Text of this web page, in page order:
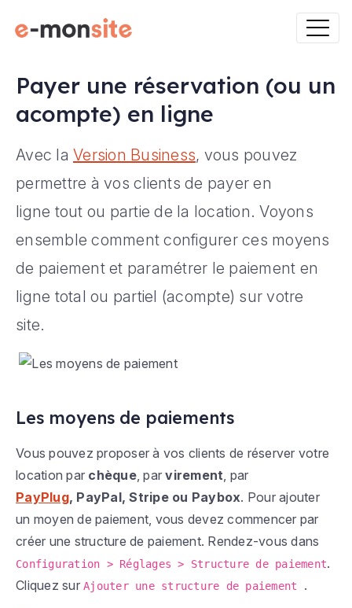
Payer une réservation (ou un
acompte) en ligne
Avec la Version Business, vous pouvez
permettre à vos clients de payer en
ligne tout ou partie de la location. Voyons
ensemble comment configurer ces moyens
de paiement et paramétrer le paiement en
ligne total ou partiel (acompte) sur votre
site.
Les moyens de paiements
Vous pouvez proposer à vos clients de réserver votre
location par chèque, parvirement, par
PayPlug, PayPal, Stripe ou Paybox. Pour ajouter
un moyen de paiement, vous devez commencer par
créer une structure de paiement. Rendez-vous dans
Configuration > Réglages > Structure de paiement.
Cliquez sur Ajouter une structure de paiement .